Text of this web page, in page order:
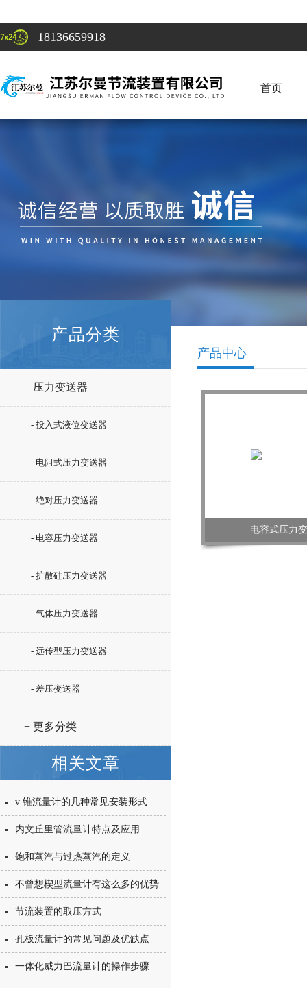
18136659918
首页
产品分类
+ 压力变送器
- 投入式液位变送器
- 电阻式压力变送器
- 绝对压力变送器
- 电容压力变送器
- 扩散硅压力变送器
- 气体压力变送器
- 远传型压力变送器
- 差压变送器
+ 更多分类
相关文章
v 锥流量计的几种常见安装形式
内文丘里管流量计特点及应用
饱和蒸汽与过热蒸汽的定义
不曾想楔型流量计有这么多的优势
节流装置的取压方式
孔板流量计的常见问题及优缺点
一体化威力巴流量计的操作步骤是确保其稳定运行的关键
产品中心
电容式压力